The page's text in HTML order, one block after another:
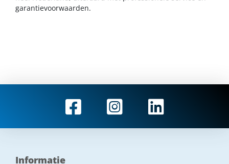
garantievoorwaarden.
Informatie